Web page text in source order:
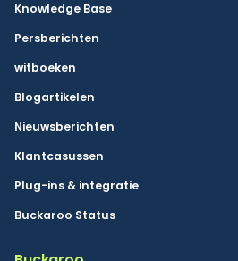
Knowledge Base
Persberichten
witboeken
Blogartikelen
Nieuwsberichten
Klantcasussen
Plug-ins & integratie
Buckaroo Status